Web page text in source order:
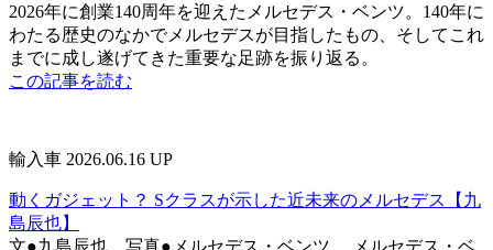
2026年に創業140周年を迎えたメルセデス・ベンツ。140年に
わたる歴史のなかでメルセデスが目指したもの、そしてこれ
までに成し遂げてきた重要な足跡を振り返る。
この記事を読む
輸入車 2026.06.16 UP
動くガジェット？ Sクラスが示した近未来のメルセデス【九
島辰也】
文●九島辰也 写真●メルセデス・ベンツ メルセデス・ベ